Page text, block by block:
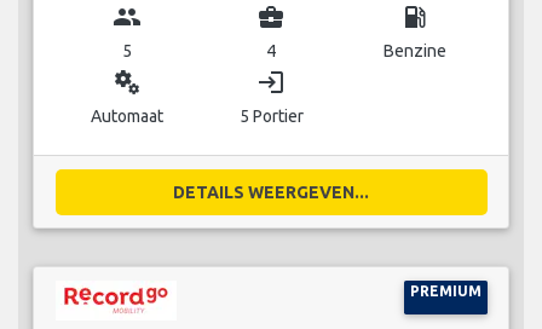
group
5
business_center
4
local_gas_station
Benzine
miscellaneous_services
Automaat
login
5 Portier
DETAILS WEERGEVEN...
PREMIUM